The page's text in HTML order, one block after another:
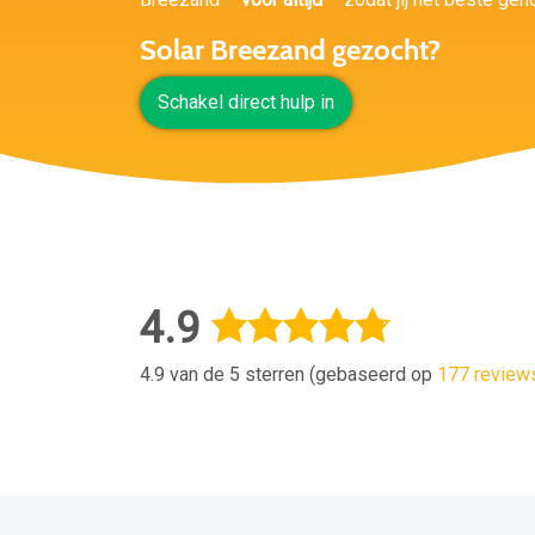
Solar Breezand gezocht?
Schakel direct hulp in
4.9
4.9 van de 5 sterren (gebaseerd op 177